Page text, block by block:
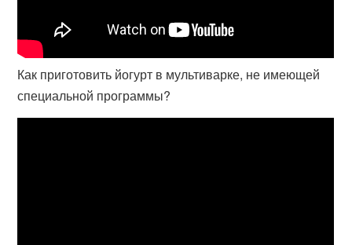
Как приготовить йогурт в мультиварке, не имеющей
специальной программы?